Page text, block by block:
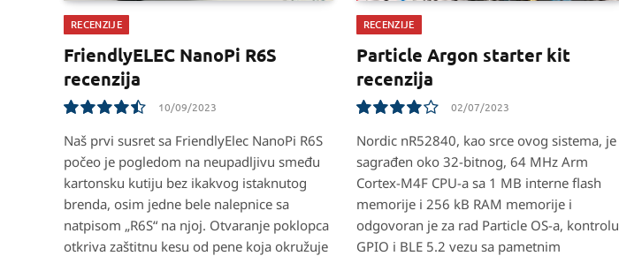
RECENZIJE
FriendlyELEC NanoPi R6S
recenzija
9.0
10/09/2023
Naš prvi susret sa FriendlyElec NanoPi R6S
počeo je pogledom na neupadljivu smeđu
kartonsku kutiju bez ikakvog istaknutog
brenda, osim jedne bele nalepnice sa
natpisom „R6S“ na njoj. Otvaranje poklopca
otkriva zaštitnu kesu od pene koja okružuje
RECENZIJE
Particle Argon starter kit
recenzija
8.1
02/07/2023
Nordic nR52840, kao srce ovog sistema, je
sagrađen oko 32-bitnog, 64 MHz Arm
Cortex-M4F CPU-a sa 1 MB interne flash
memorije i 256 kB RAM memorije i
odgovoran je za rad Particle OS-a, kontrolu
GPIO i BLE 5.2 vezu sa pametnim